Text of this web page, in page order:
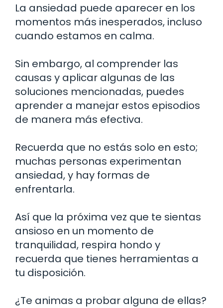
La ansiedad puede aparecer en los
momentos más inesperados, incluso
cuando estamos en calma.
Sin embargo, al comprender las
causas y aplicar algunas de las
soluciones mencionadas, puedes
aprender a manejar estos episodios
de manera más efectiva.
Recuerda que no estás solo en esto;
muchas personas experimentan
ansiedad, y hay formas de
enfrentarla.
Así que la próxima vez que te sientas
ansioso en un momento de
tranquilidad, respira hondo y
recuerda que tienes herramientas a
tu disposición.
¿Te animas a probar alguna de ellas?